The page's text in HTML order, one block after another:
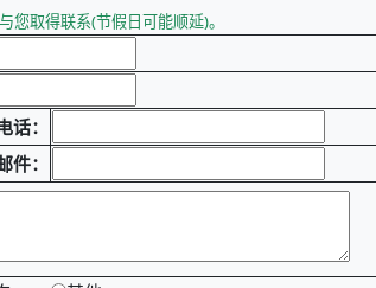
取得联系(节假日可能顺延)。
话：
件：